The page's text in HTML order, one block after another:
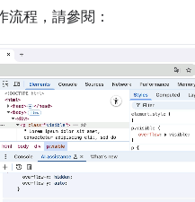
流程，請參閱：